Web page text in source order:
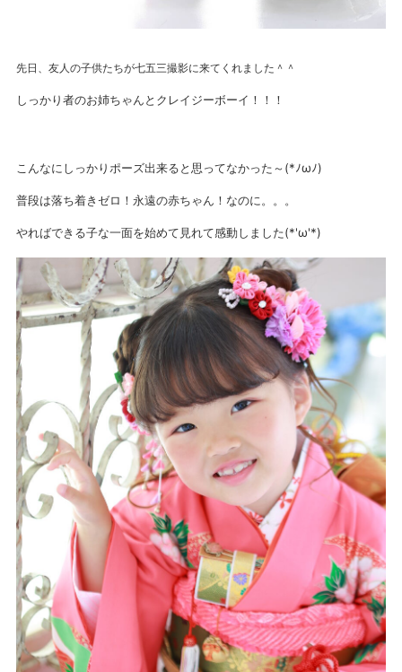
先日、友人の子供たちが七五三撮影に来てくれました＾＾
しっかり者のお姉ちゃんとクレイジーボーイ！！！
こんなにしっかりポーズ出来ると思ってなかった～(*ﾉωﾉ)
普段は落ち着きゼロ！永遠の赤ちゃん！なのに。。。
やればできる子な一面を始めて見れて感動しました(*'ω'*)